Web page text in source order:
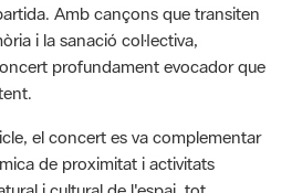
el concert es va complementar
de proximitat i activitats
i cultural de l'espai, tot
cultura, territori i sostenibilitat.
impulsat per la Xarxa de Parcs